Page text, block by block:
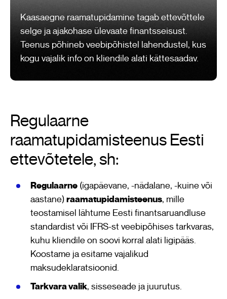
Kaasaegne raamatupidamine tagab ettevõttele
selge ja ajakohase ülevaate finantsseisust.
Teenus põhineb veebipõhistel lahendustel, kus
kogu vajalik info on kliendile alati kättesaadav.
Regulaarne
raamatupidamisteenus Eesti
ettevõtetele, sh:
Regulaarne (igapäevane, -nädalane, -kuine või
aastane)raamatupidamisteenus, mille
teostamisel lähtume Eesti finantsaruandluse
standardist või IFRS-st veebipõhises tarkvaras,
kuhu kliendile on soovi korral alati ligipääs.
Koostame ja esitame vajalikud
maksudeklaratsioonid.
Tarkvara valik, sisseseade ja juurutus.